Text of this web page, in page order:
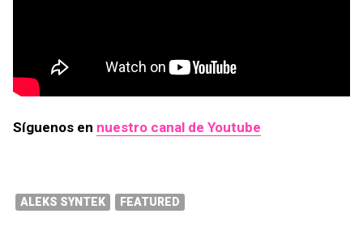
Síguenos en nuestro canal de Youtube
ALEKS SYNTEK FEATURED